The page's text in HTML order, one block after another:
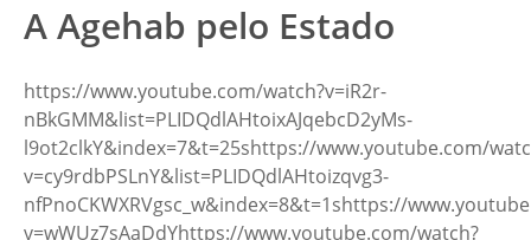
A Agehab pelo Estado
https://www.youtube.com/watch?v=iR2r-
nBkGMM&list=PLIDQdlAHtoixAJqebcD2yMs-
l9ot2clkY&index=7&t=25shttps://www.youtube.com/
v=cy9rdbPSLnY&list=PLIDQdlAHtoizqvg3-
nfPnoCKWXRVgsc_w&index=8&t=1shttps://
v=wWUz7sAaDdYhttps://www.youtube.com/watch?